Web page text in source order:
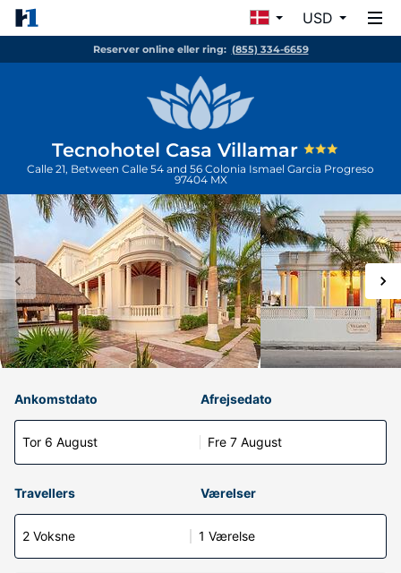
USD
Reserver online eller ring: (855) 334-6659
Tecnohotel Casa Villamar
Calle 21, Between Calle 54 and 56 Colonia Ismael Garcia Progreso
97404 MX
Ankomstdato
Tor 6 August
Afrejsedato
Fre 7 August
Travellers Værelser
2 Voksne 1 Værelse